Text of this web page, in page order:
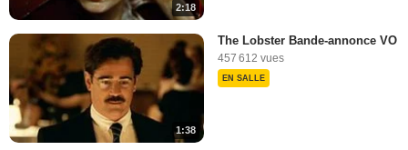
2:18
1:38
The Lobster Bande-annonce VO
457 612 vues
EN SALLE